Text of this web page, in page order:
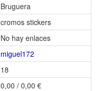
Bruguera
cromos stickers
No hay enlaces
miguel172
18
0,00 / 0,00 €